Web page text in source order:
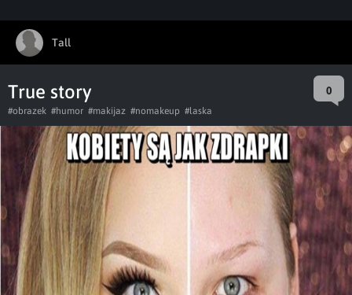
Tall
True story 0
#obrazek #humor #makijaz #nomakeup #laska